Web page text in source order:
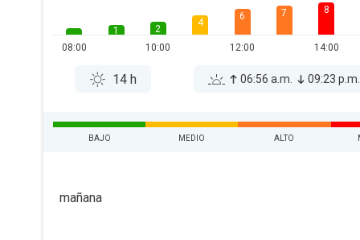
08:00
1
2
10:00
4
6
12:00
7 8
14:00
14 h 06:56 a.m. 09:23 p.m.
BAJO MEDIO ALTO
mañana